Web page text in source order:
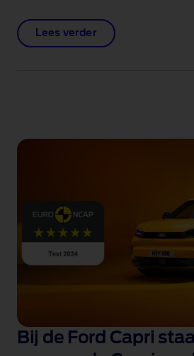
Lees verder
Bij de Ford Capri